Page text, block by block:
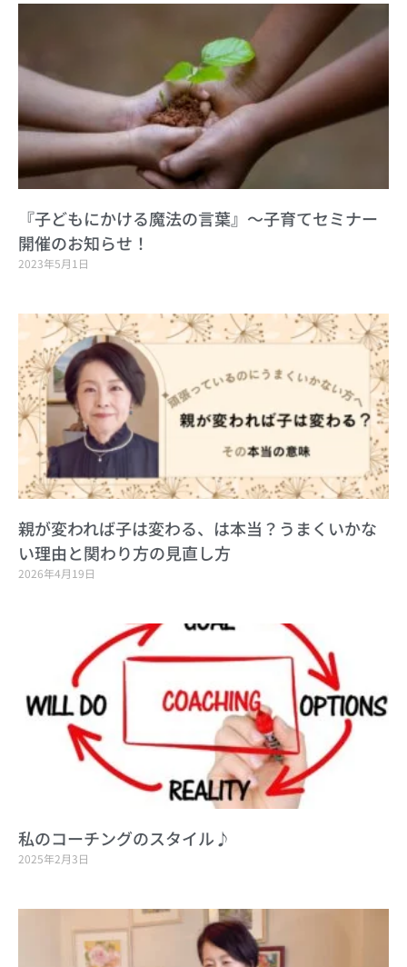
『子どもにかける魔法の言葉』～子育てセミナー
開催のお知らせ！
2023年5月1日
親が変われば子は変わる、は本当？うまくいかな
い理由と関わり方の見直し方
2026年4月19日
私のコーチングのスタイル♪
2025年2月3日